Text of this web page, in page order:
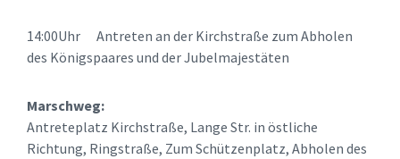
14:00Uhr Antreten an der Kirchstraße zum Abholen
des Königspaares und der Jubelmajestäten
Marschweg:
Antreteplatz Kirchstraße, Lange Str. in östliche
Richtung, Ringstraße, Zum Schützenplatz, Abholen des